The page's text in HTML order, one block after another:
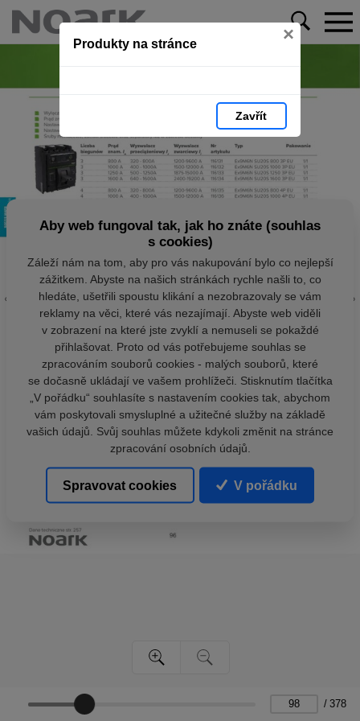
Produkty na stránce ×
Zavřít
/ 378
Aby web fungoval tak, jak ho znáte (souhlas
s cookies)
Záleží nám na tom, aby pro vás nakupování bylo co nejlepší
zážitkem. Abyste na našich stránkách rychle našli to, co
hledáte, ušetřili spoustu klikání a nezobrazovaly se vám
reklamy na věci, které vás nezajímají. Abyste web viděli
v zobrazení na které jste zvyklí a nemuseli se pokaždé
přihlašovat. Proto od vás potřebujeme souhlas se
zpracováním souborů cookies - malých souborů, které
se dočasně ukládají ve vašem prohlížeči. Stisknutím tlačítka
„V pořádku“ souhlasíte s nastavením cookies tak, abychom
vám poskytovali smysluplné a užitečné služby na základě
vašich údajů. Svůj souhlas můžete kdykoli změnit na stránce
zpracování osobních údajů.
Spravovat cookies V pořádku